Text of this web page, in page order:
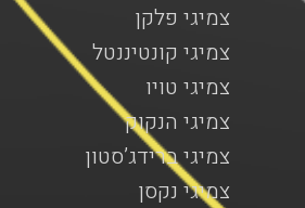
צמיגי פלקן
צמיגי קונטיננטל
צמיגי טויו
צמיגי הנקוק
צמיגי ברידג’סטון
צמיגי נקסן